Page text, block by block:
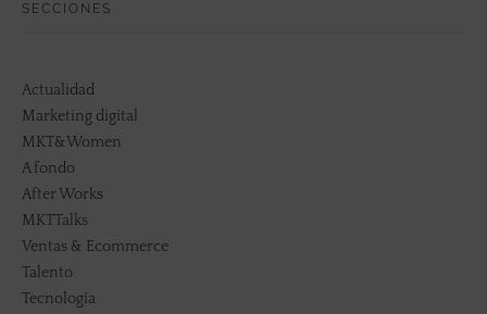
SECCIONES
Actualidad
Marketing digital
MKT&Women
A fondo
After Works
MKTTalks
Ventas & Ecommerce
Talento
Tecnología